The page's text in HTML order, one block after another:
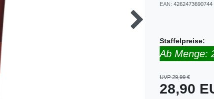
EAN: 4262473690744
Staffelpreise:
Ab Menge:
UVP 29,99 €
28,90